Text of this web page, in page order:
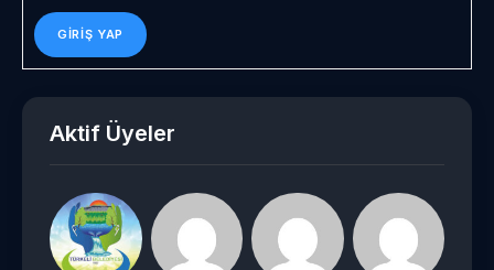
GIRIŞ YAP
Aktif Üyeler